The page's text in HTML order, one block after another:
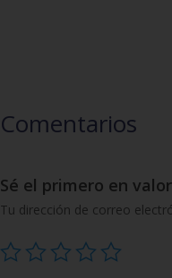
Comentarios
Sé el primero en
Tu dirección de correo